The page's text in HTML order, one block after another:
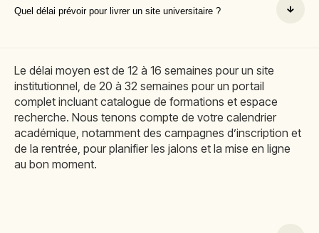
Quel délai prévoir pour livrer un site universitaire ?
Le délai moyen est de 12 à 16 semaines pour un site
institutionnel, de 20 à 32 semaines pour un portail
complet incluant catalogue de formations et espace
recherche. Nous tenons compte de votre calendrier
académique, notamment des campagnes d’inscription et
de la rentrée, pour planifier les jalons et la mise en ligne
au bon moment.